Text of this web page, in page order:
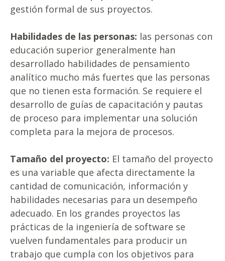
gestión formal de sus proyectos.
Habilidades de las personas: las personas con
educación superior generalmente han
desarrollado habilidades de pensamiento
analítico mucho más fuertes que las personas
que no tienen esta formación. Se requiere el
desarrollo de guías de capacitación y pautas
de proceso para implementar una solución
completa para la mejora de procesos.
Tamaño del proyecto: El tamaño del proyecto
es una variable que afecta directamente la
cantidad de comunicación, información y
habilidades necesarias para un desempeño
adecuado. En los grandes proyectos las
prácticas de la ingeniería de software se
vuelven fundamentales para producir un
trabajo que cumpla con los objetivos para